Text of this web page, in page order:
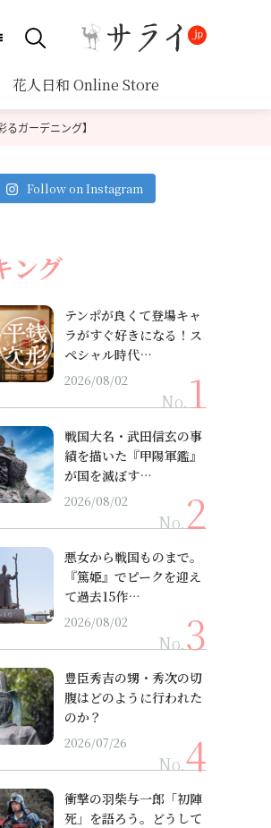
花人日和 Online Store
ガーデニング】
Follow on Instagram
ング
テンポが良くて登場キャ
ラがすぐ好きになる！ス
ペシャル時代…
2026/08/02
No.
戦国大名・武田信玄の事
績を描いた『甲陽軍鑑』
が国を滅ぼす…
2026/08/02
No.
悪女から戦国ものまで。
『篤姫』でピークを迎え
て過去15作…
2026/08/02
No.
豊臣秀吉の甥・秀次の切
腹はどのように行われた
のか？
2026/07/26
No.
衝撃の羽柴与一郎「初陣
死」を語ろう。どうして